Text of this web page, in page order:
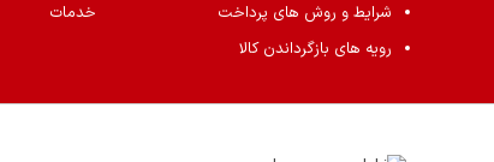
شرایط و روش های پرداخت
رویه های بازگرداندن کالا
خدمات